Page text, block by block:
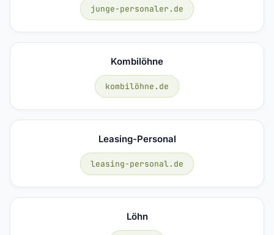
junge-personaler.de
Kombilöhne
kombilöhne.de
Leasing-Personal
leasing-personal.de
Löhn